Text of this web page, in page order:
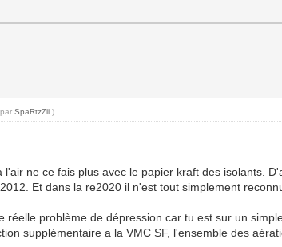
parSpaRtzZii .)
ne ce fais plus avec le papier kraft des isolants.
Et dans la re2020 il n'est tout simplement
problème de dépression car tu est sur un
supplémentaire a la VMC SF, l'ensemble des